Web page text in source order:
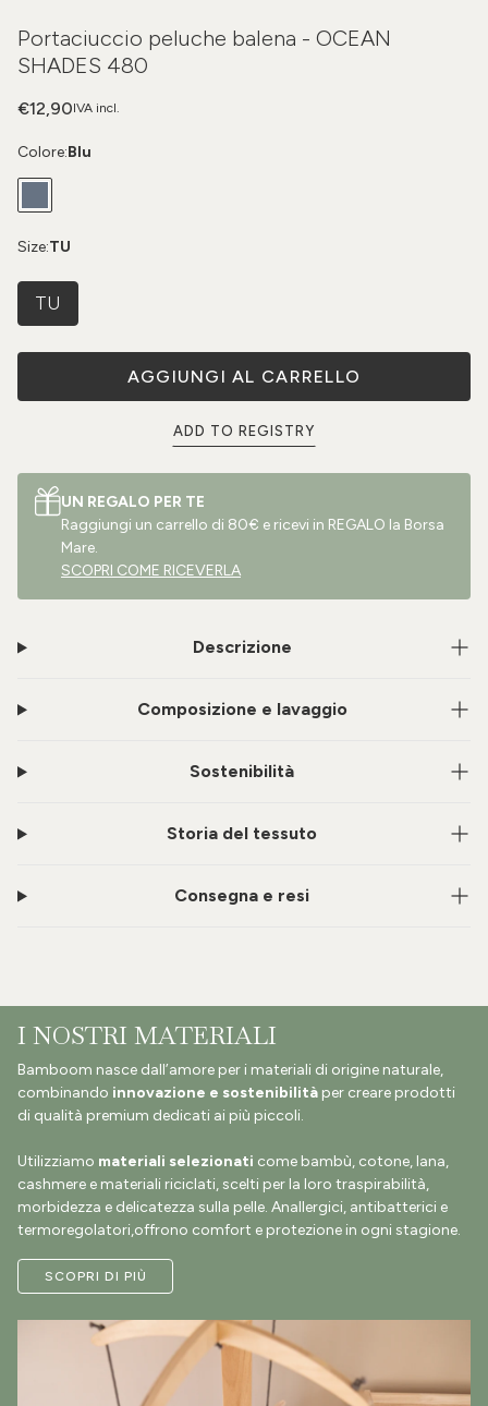
Portaciuccio peluche balena - OCEAN
SHADES 480
IVA incl.
€12,90
Colore:Blu
Size:TU
TU
AGGIUNGI AL CARRELLO
ADD TO REGISTRY
UN REGALO PER TE
Raggiungi un carrello di 80€ e ricevi in REGALO la Borsa
Mare.
SCOPRI COME RICEVERLA
Descrizione
Composizione e lavaggio
Sostenibilità
Storia del tessuto
Consegna e resi
I NOSTRI MATERIALI
Bamboom nasce dall’amore per i materiali di origine naturale,
combinando innovazione e sostenibilità per creare prodotti
di qualità premium dedicati ai più piccoli.
Utilizziamo materiali selezionati come bambù, cotone, lana,
cashmere e materiali riciclati, scelti per la loro traspirabilità,
morbidezza e delicatezza sulla pelle. Anallergici, antibatterici e
termoregolatori,offrono comfort e protezione in ogni stagione.
SCOPRI DI PIÙ